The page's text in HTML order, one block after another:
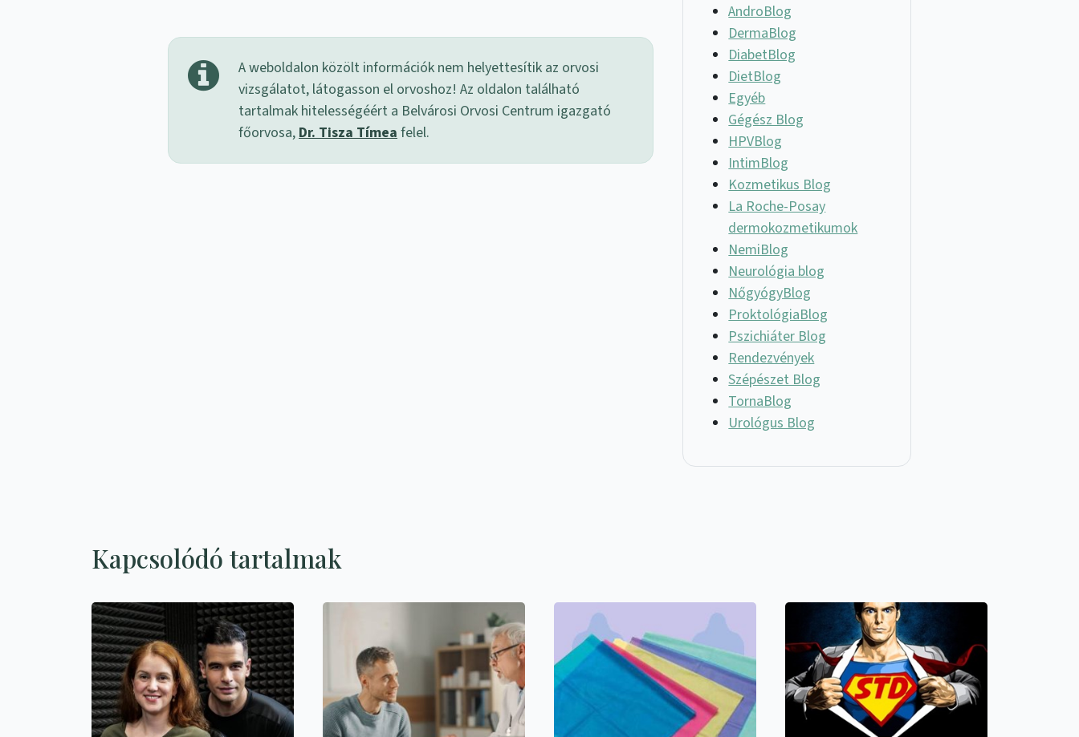
A weboldalon közölt információk nem helyettesítik az orvosi
vizsgálatot, látogasson el orvoshoz! Az oldalon található
tartalmak hitelességéért a Belvárosi Orvosi Centrum igazgató
főorvosa, Dr. Tisza Tímea felel.
AndroBlog
DermaBlog
DiabetBlog
DietBlog
Egyéb
Gégész Blog
HPVBlog
IntimBlog
Kozmetikus Blog
La Roche-Posay
dermokozmetikumok
NemiBlog
Neurológia blog
NőgyógyBlog
ProktológiaBlog
Pszichiáter Blog
Rendezvények
Szépészet Blog
TornaBlog
Urológus Blog
Kapcsolódó tartalmak